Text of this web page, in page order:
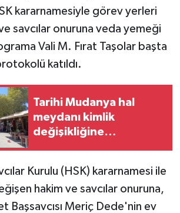
kararnamesiyle görev yerleri
savcılar onuruna veda yemeği
Vali M. Fırat Taşolar başta
katıldı.
Tarihi Mudanya hal
meydanı kimlik
değişikliğine
Kurulu (HSK) kararnamesi ile
hakim ve savcılar onuruna,
Başsavcısı Meriç Dede'nin ev